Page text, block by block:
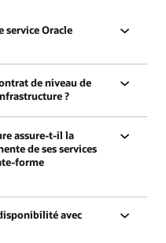
service Oracle
de niveau de
?
assure-t-il la
de ses services
forme
avec